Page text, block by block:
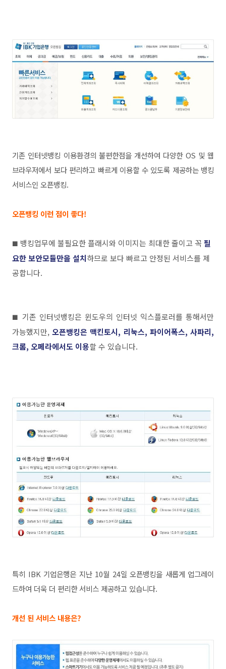
기존 인터넷뱅킹 이용환경의 불편한점을 개선하여 다양한 OS 및 웹
브라우저에서 보다 편리하고 빠르게 이용할 수 있도록 제공하는 뱅킹
서비스인 오픈뱅킹.
오픈뱅킹 이런 점이 좋다!
■ 뱅킹업무에 불필요한 플래시와 이미지는 최대한 줄이고 꼭 필
요한 보안모듈만을 설치하므로 보다 빠르고 안정된 서비스를 제
공합니다.
■ 기존 인터넷뱅킹은 윈도우의 인터넷 익스플로러를 통해서만
가능했지만,오픈뱅킹은 맥킨토시, 리눅스, 파이어폭스, 사파리,
크롬, 오페라에서도 이용할 수 있습니다.
특히 IBK 기업은행은 지난 10월 24일 오픈뱅킹을 새롭게 업그레이
드하여 더욱 더 편리한 서비스 제공하고 있습니다.
개선 된 서비스 내용은?